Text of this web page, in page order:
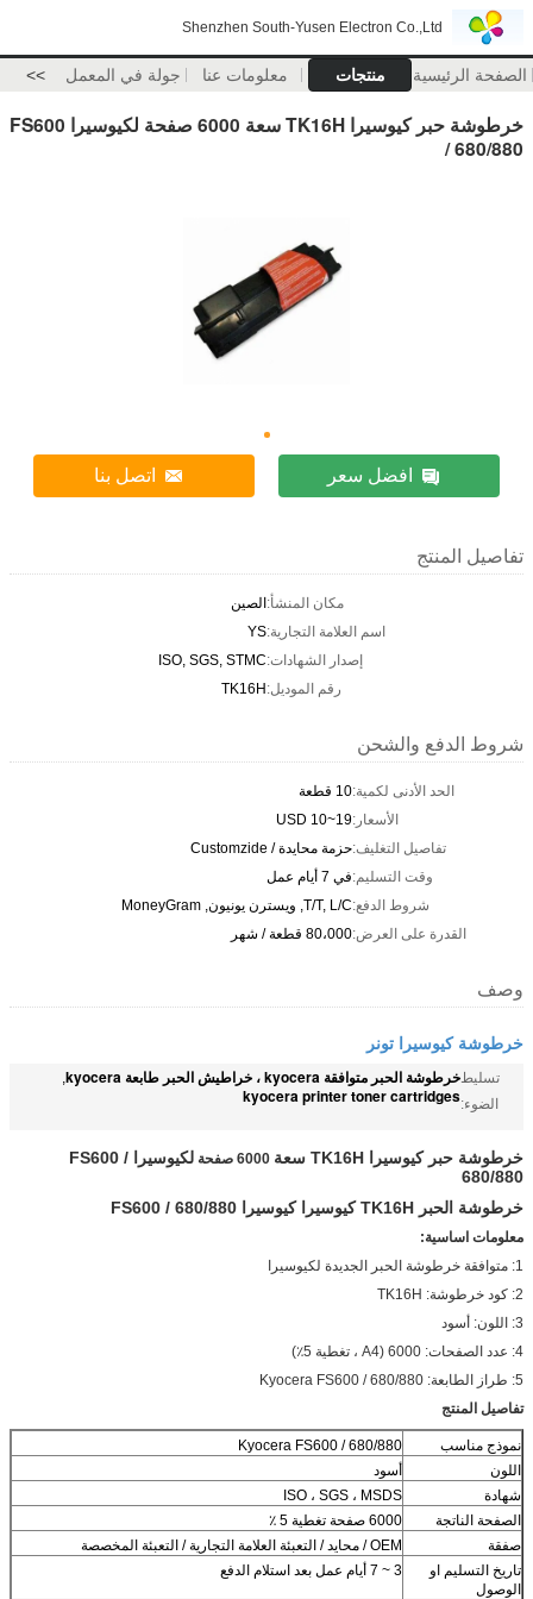
Shenzhen South-Yusen Electron Co.,Ltd
الصفحة الرئيسية منتجات معلومات عنا جولة في المعمل >>
خرطوشة حبر كيوسيرا TK16H سعة 6000 صفحة لكيوسيرا FS600
/ 680/880
افضل سعر اتصل بنا
تفاصيل المنتج
مكان المنشأ:الصين
اسم العلامة التجارية:YS
إصدار الشهادات:ISO, SGS, STMC
رقم الموديل:TK16H
شروط الدفع والشحن
الحد الأدنى لكمية:10 قطعة
الأسعار:USD 10~19
تفاصيل التغليف:حزمة محايدة / Customzide
وقت التسليم:في 7 أيام عمل
شروط الدفع:T/T, L/C, ويسترن يونيون, MoneyGram
القدرة على العرض:80،000 قطعة / شهر
وصف
خرطوشة كيوسيرا تونر
تسليط
الضوء:
خرطوشة الحبر متوافقة kyocera ، خراطيش الحبر طابعة kyocera ,
kyocera printer toner cartridges
خرطوشة حبر كيوسيرا TK16H سعة
لكيوسيرا FS600 /
680/880
خرطوشة الحبر TK16H كيوسيرا كيوسيرا FS600 / 680/880
معلومات اساسية:
1: متوافقة خرطوشة الحبر الجديدة لكيوسيرا
2: كود خرطوشة: TK16H
3: اللون: أسود
4: عدد الصفحات: 6000 (A4 ، تغطية 5٪)
5: طراز الطابعة: Kyocera FS600 / 680/880
تفاصيل المنتج
نموذج مناسب
Kyocera FS600 / 680/880
اللون
أسود
شهادة
ISO ، SGS ، MSDS
الصفحة الناتجة
6000 صفحة تغطية 5 ٪
صفقة
OEM / محايد / التعبئة العلامة التجارية / التعبئة المخصصة
تاريخ التسليم او
الوصول
3 ~ 7 أيام عمل بعد استلام الدفع